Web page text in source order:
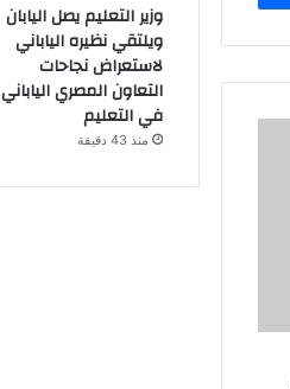
وزير التعليم يصل اليابان
ويلتقي نظيره الياباني
لاستعراض نجاحات
التعاون المصري الياباني
في التعليم
منذ 43 دقيقة